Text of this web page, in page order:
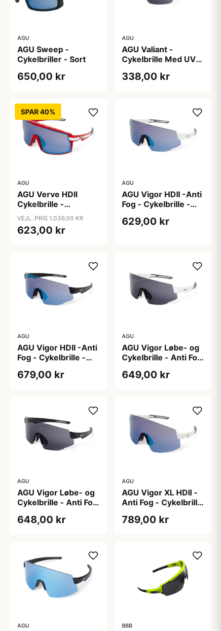
AGU
AGU Sweep -
Cykelbriller - Sort
650,00 kr
AGU
AGU Valiant -
Cykelbrille Med UV
338,00 kr
SPAR 40%
AGU
AGU Verve HDII
Cykelbrille -
Danmark Edition
VEJL. PRIS 1.039,00 KR
623,00 kr
AGU
AGU Vigor HDII -Anti
Fog - Cykelbrille -
629,00 kr
AGU
AGU Vigor HDII -Anti
Fog - Cykelbrille -
679,00 kr
AGU
AGU Vigor Løbe- og
Cykelbrille - Anti Fog
649,00 kr
AGU
AGU Vigor Løbe- og
Cykelbrille - Anti Fog
648,00 kr
AGU
AGU Vigor XL HDII -
Anti Fog - Cykelbrille
789,00 kr
AGU BBB